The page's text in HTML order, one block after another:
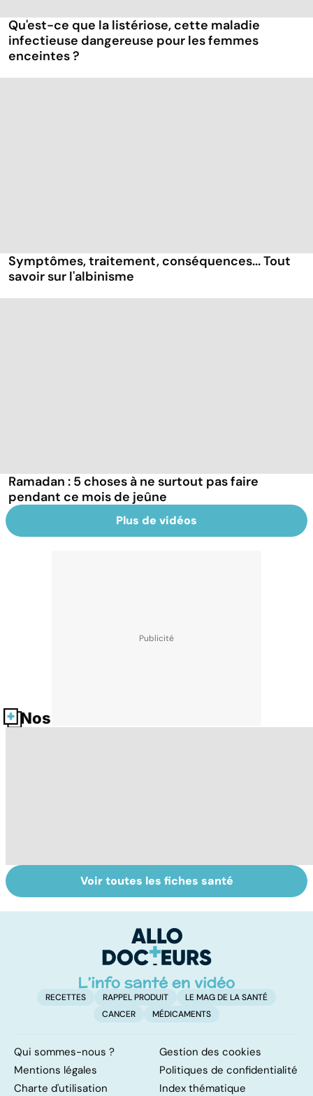
Qu'est-ce que la listériose, cette maladie
infectieuse dangereuse pour les femmes
enceintes ?
Symptômes, traitement, conséquences... Tout
savoir sur l'albinisme
Ramadan : 5 choses à ne surtout pas faire
pendant ce mois de jeûne
Plus de vidéos
Nos fiches santé
symptômes,
La tuberculose
pulmonaire
Voir toutes les fiches santé
RECETTES RAPPEL PRODUIT
LE MAG DE LA SANTÉ
CANCER
MÉDICAMENTS
Qui sommes-nous ?
Gestion des cookies
Mentions légales
Politiques de confidentialité
Charte d'utilisation
Index thématique